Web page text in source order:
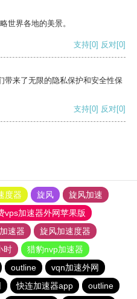
世界各地的美景。
支持[0] 反对[0]
带来了无限的隐私保护和安全性保
支持[0] 反对[0]
度器 旋风
旋风加速
vps加速器外网苹果版
速器
旋风加速度器
时
猎豹nvp加速器
outline
vqn加速外网
快连加速器app outline